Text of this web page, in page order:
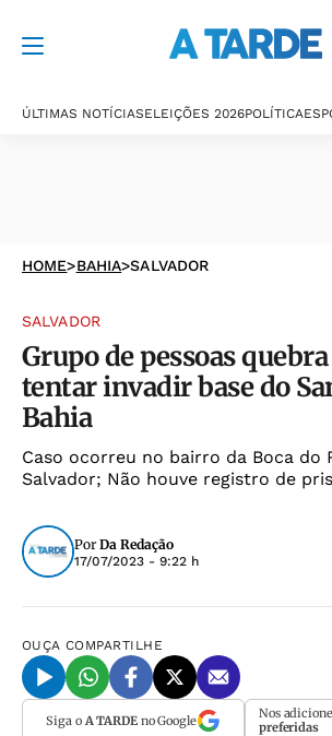
ÚLTIMAS NOTÍCIASELEIÇÕES 2026POLÍTICA
HOME>BAHIA>SALVADOR
SALVADOR
Grupo de pessoas
tentar invadir base do
Bahia
Caso ocorreu no bairro da Boca do
Salvador; Não houve registro de
Por Da Redação
17/07/2023 - 9:22 h
OUÇA COMPARTILHE
Siga o A TARDEno Google Nos
preferidas